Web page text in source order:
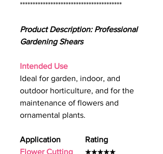
****************************************
Product Description: Professional
Gardening Shears
Intended Use
Ideal for garden, indoor, and
outdoor horticulture, and for the
maintenance of flowers and
ornamental plants.
Application Rating
Flower Cutting ★★★★★